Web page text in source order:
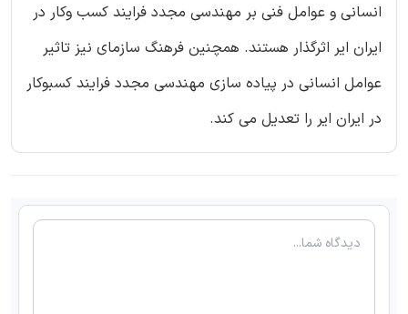
انسانی و عوامل فنی بر مهندسی مجدد فرایند کسب وکار در
ایران ایر اثرگذار هستند. همچنین فرهنگ سازمای نیز تاثیر
عوامل انسانی در پیاده سازی مهندسی مجدد فرایند کسبوکار
در ایران ایر را تعدیل می کند.